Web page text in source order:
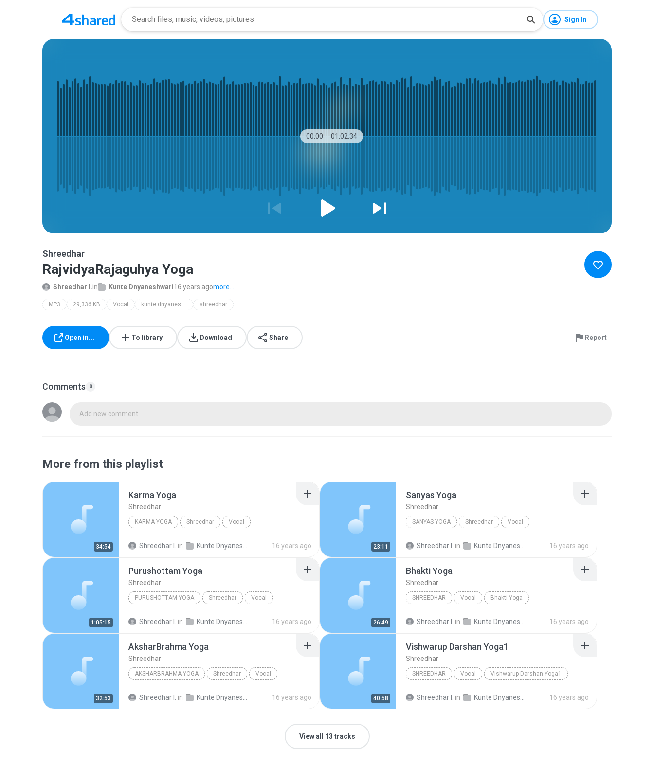
Sign In
00:00 01:02:34
Shreedhar
RajvidyaRajaguhya Yoga
Shreedhar I.in Kunte Dnyaneshwari16 years agomore...
MP3 29,336 KB Vocal kunte dnyaneshwari shreedhar
Open in... To library Download Share Report
Comments 0
Add new comment
More from this playlist
34:54
Karma Yoga
Shreedhar
KARMA YOGA Shreedhar Vocal
Shreedhar I. in Kunte Dnyaneshwari 16 years ago 23:11
Sanyas Yoga
Shreedhar
SANYAS YOGA Shreedhar Vocal
Shreedhar I. in Kunte Dnyaneshwari 16 years ago
1:05:15
Purushottam Yoga
Shreedhar
PURUSHOTTAM YOGA Shreedhar Vocal
Shreedhar I. in Kunte Dnyaneshwari 16 years ago 26:49
Bhakti Yoga
Shreedhar
SHREEDHAR Vocal Bhakti Yoga
Shreedhar I. in Kunte Dnyaneshwari 16 years ago
32:53
AksharBrahma Yoga
Shreedhar
AKSHARBRAHMA YOGA Shreedhar Vocal
Shreedhar I. in Kunte Dnyaneshwari 16 years ago 40:58
Vishwarup Darshan Yoga1
Shreedhar
SHREEDHAR Vocal Vishwarup Darshan Yoga1
Shreedhar I. in Kunte Dnyaneshwari 16 years ago
View all 13 tracks